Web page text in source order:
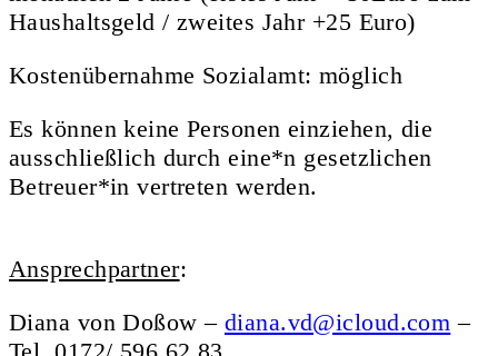
Haushaltsgeld / zweites Jahr +25 Euro)
Kostenübernahme Sozialamt: möglich
Es können keine Personen einziehen, die
ausschließlich durch eine*n gesetzlichen
Betreuer*in vertreten werden.
Ansprechpartner:
Diana von Doßow – diana.vd@icloud.com –